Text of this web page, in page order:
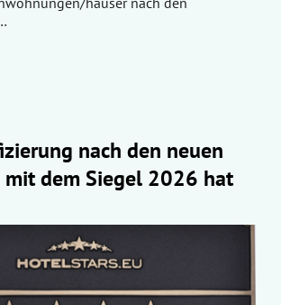
nach den neuen
dem Siegel 2026 hat